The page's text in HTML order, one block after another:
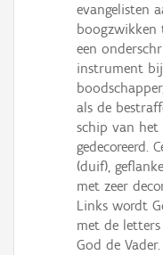
evangelisten
boogzwikken
een
instrument
als de
schip van het
gedecoreerd.
(duif),
met zeer
Links wordt
met de
God de